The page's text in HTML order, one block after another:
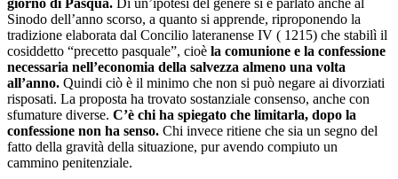
Sinodo dell’anno scorso, a quanto si apprende, riproponendo la
tradizione elaborata dal Concilio lateranense IV ( 1215) che stabilì il
cosiddetto “precetto pasquale”, cioè la comunione e la confessione
necessaria nell’economia della salvezza almeno una volta
all’anno. Quindi ciò è il minimo che non si può negare ai divorziati
risposati. La proposta ha trovato sostanziale consenso, anche con
sfumature diverse. C’è chi ha spiegato che limitarla, dopo la
confessione non ha senso. Chi invece ritiene che sia un segno del
fatto della gravità della situazione, pur avendo compiuto un
cammino penitenziale.